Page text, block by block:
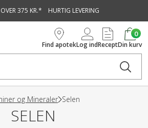
375 KR.* HURTIG LEVERING
Find apotekLog indRecept
0
Din kurv
og Mineraler Selen
SELEN